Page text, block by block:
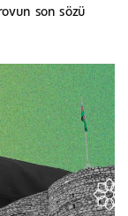
son sözü